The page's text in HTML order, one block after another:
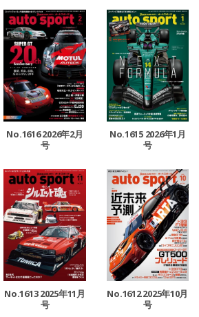
No.1616 2026年2月
号
No.1615 2026年1月
号
No.1613 2025年11月
号
No.1612 2025年10月
号